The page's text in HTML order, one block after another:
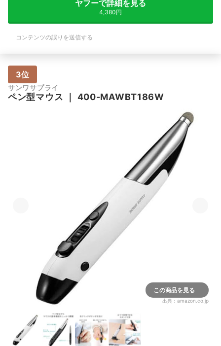
ヤフーで詳細を見る
4,380円
コンテンツの誤りを送信する
3位
サンワサプライ
ペン型マウス ｜ 400-MAWBT186W
この商品を見る
出典： amazon.co.jp